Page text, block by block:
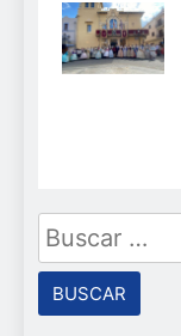
Buscar: